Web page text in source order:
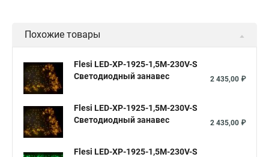
Похожие товары
Flesi LED-XP-1925-1,5M-230V-S
Светодиодный занавес
2 435,00 ₽
Flesi LED-XP-1925-1,5M-230V-S
Светодиодный занавес
2 435,00 ₽
Flesi LED-XP-1925-1,5M-230V-S